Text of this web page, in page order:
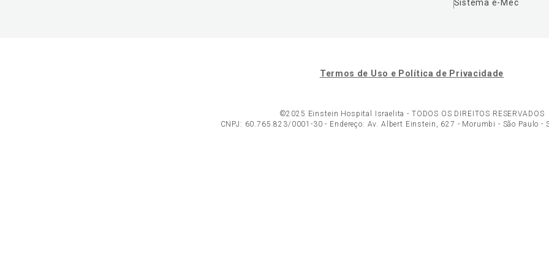
Sistema e-Mec
Termos de Uso e Política de Privacidade
©2025 Einstein Hospital Israelita - TODOS OS DIREITOS RESERVADOS
CNPJ: 60.765.823/0001-30 - Endereço: Av. Albert Einstein, 627 - Morumbi - São Paulo -